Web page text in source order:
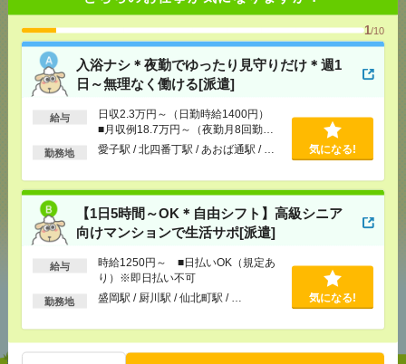
1/10
入浴ナシ＊夜勤でゆったり見守りだけ＊週1
日～無理なく働ける[派遣]
給与
日収2.3万円～（日勤時給1400円）
■月収例18.7万円～（夜勤月8回勤務
の場合）
勤務地 愛子駅 / 北四番丁駅 / あおば通駅 / … 気になる!
【1日5時間～OK＊自由シフト】高級シニア
向けマンションで生活サポ[派遣]
給与
時給1250円～ ■日払いOK（規定あ
り）※即日払い不可
勤務地 盛岡駅 / 厨川駅 / 仙北町駅 / … 気になる!
応募ページへ
気になる！
LINE
シェア ツイート
あなたの閲覧履歴からの